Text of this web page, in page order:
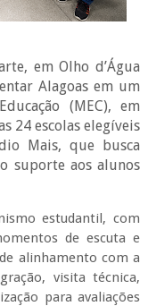
em Olho d’Água
Alagoas em um
(MEC), em
24 escolas elegíveis
Mais, que busca
suporte aos alunos
estudantil, com
de escuta e
alinhamento com a
visita técnica,
para avaliações